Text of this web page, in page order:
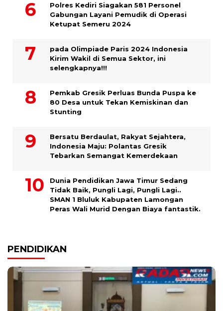
Polres Kediri Siagakan 581 Personel
Gabungan Layani Pemudik di Operasi
Ketupat Semeru 2024
pada Olimpiade Paris 2024 Indonesia
Kirim Wakil di Semua Sektor, ini
selengkapnya!!!
Pemkab Gresik Perluas Bunda Puspa ke
80 Desa untuk Tekan Kemiskinan dan
Stunting
Bersatu Berdaulat, Rakyat Sejahtera,
Indonesia Maju: Polantas Gresik
Tebarkan Semangat Kemerdekaan
Dunia Pendidikan Jawa Timur Sedang
Tidak Baik, Pungli Lagi, Pungli Lagi..
SMAN 1 Bluluk Kabupaten Lamongan
Peras Wali Murid Dengan Biaya fantastik.
PENDIDIKAN